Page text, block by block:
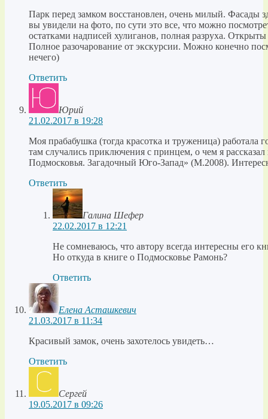
Парк перед замком восстановлен, очень милый. Фасады
вы увидели на фото, по сути это все, что можно
остатками надписей хулиганов, полная разруха.
Полное разочарование от экскурсии. Можно конечно
нечего)
Ответить
Юрий
21.02.2017 в 19:28
Моя прабабушка (тогда красотка и труженица)
там случались приключения с принцем, о чем я
Подмосковья. Загадочный Юго-Запад» (М.2008).
Ответить
Галина Шефер
22.02.2017 в 12:21
Не сомневаюсь, что автору всегда интересны его
Но откуда в книге о Подмосковье Рамонь?
Ответить
Елена Асташкевич
21.03.2017 в 11:34
Красивый замок, очень захотелось увидеть…
Ответить
Сергей
19.05.2017 в 09:26